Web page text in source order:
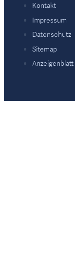
Kontakt
Impressum
Datenschutz
Sitemap